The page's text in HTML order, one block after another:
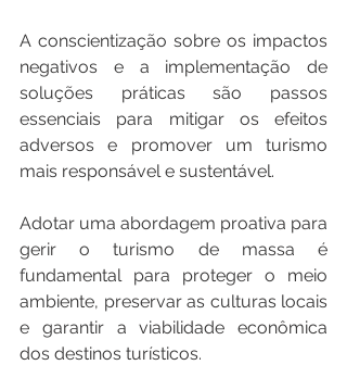
A conscientização sobre os impactos
negativos e a implementação de
soluções práticas são passos
essenciais para mitigar os efeitos
adversos e promover um turismo
mais responsável e sustentável.
Adotar uma abordagem proativa para
gerir o turismo de massa é
fundamental para proteger o meio
ambiente, preservar as culturas locais
e garantir a viabilidade econômica
dos destinos turísticos.